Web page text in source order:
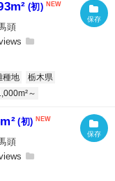
(初)
頭
種地
栃木県
～
(初)
頭